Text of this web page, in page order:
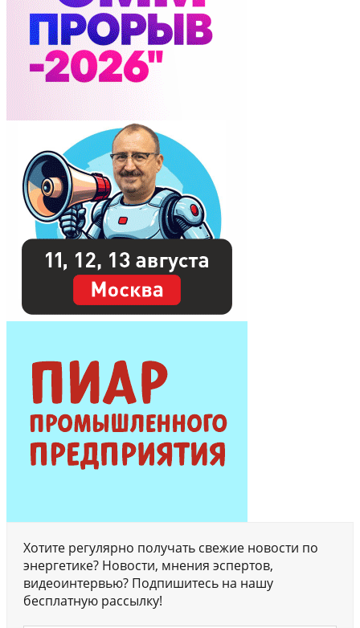
Хотите регулярно получать свежие новости по
энергетике? Новости, мнения эспертов,
видеоинтервью? Подпишитесь на нашу
бесплатную рассылку!